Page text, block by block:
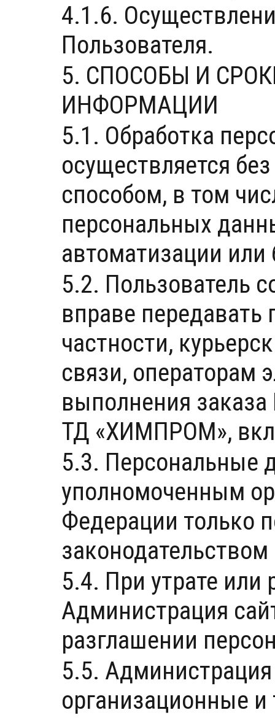
4.1.6.
Пользователя.
5. СПОСОБЫ И
ИНФОРМАЦИИ
5.1. Обработка
осуществляется
способом, в том
персональных
автоматизации или
5.2. Пользователь
вправе
частности,
связи, операторам
выполнения
ТД «ХИМПРОМ»,
5.3. Персональные
уполномоченным
Федерации только
5.4. При утрате
Администрация
разглашении
5.5.
организационные